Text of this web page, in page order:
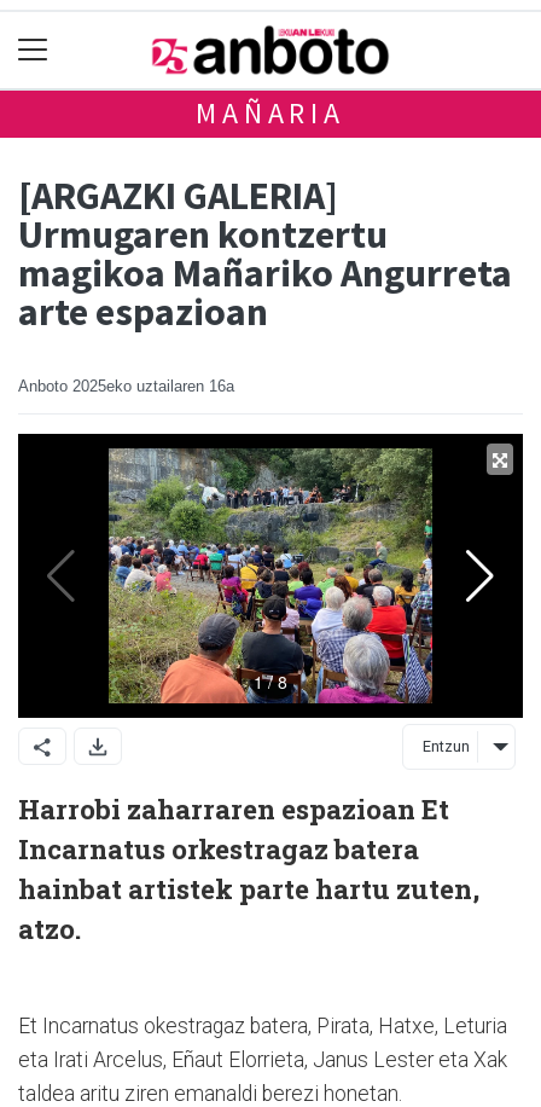
MAÑARIA
[ARGAZKI GALERIA]
Urmugaren kontzertu
magikoa Mañariko Angurreta
arte espazioan
Anboto 2025eko uztailaren 16a
Entzun
Harrobi zaharraren espazioan Et
Incarnatus orkestragaz batera
hainbat artistek parte hartu zuten,
atzo.
Et Incarnatus okestragaz batera, Pirata, Hatxe, Leturia
eta Irati Arcelus, Eñaut Elorrieta, Janus Lester eta Xak
taldea aritu ziren emanaldi berezi honetan.